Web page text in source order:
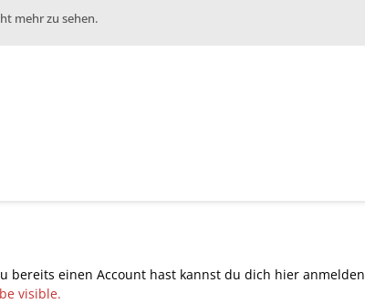
mehr zu sehen.
bereits einen Account hast kannst du dich hier anmelden
visible.